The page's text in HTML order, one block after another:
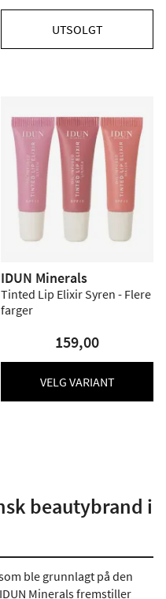
UTSOLGT
IDUN Minerals
Tinted Lip Elixir Syren - Flere
farger
159,00
VELG VARIANT
beautybrand i
ble grunnlagt på den
Minerals fremstiller